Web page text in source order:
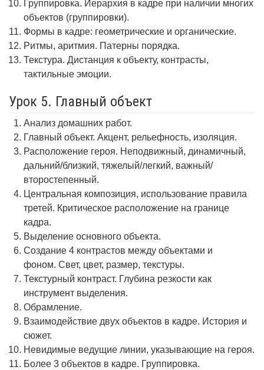
Группировка. Иерархия в кадре при наличии многих
объектов (группировки).
Формы в кадре: геометрические и органические.
Ритмы, аритмия. Патерны порядка.
Текстура. Дистанция к объекту, контрасты,
тактильные эмоции.
Урок 5. Главный объект
Анализ домашних работ.
Главный объект. Акцент, рельефность, изоляция.
Расположение героя. Неподвижный, динамичный,
дальний/близкий, тяжелый/легкий, важный/
второстепенный.
Центральная композиция, использование правила
третей. Критическое расположение на границе
кадра.
Выделение основного объекта.
Создание 4 контрастов между объектами и
фоном. Свет, цвет, размер, текстуры.
Текстурный контраст. Глубина резкости как
инструмент выделения.
Обрамление.
Взаимодействие двух объектов в кадре. История и
сюжет.
Невидимые ведущие линии, указывающие на героя.
Более 3 объектов в кадре. Группировка.